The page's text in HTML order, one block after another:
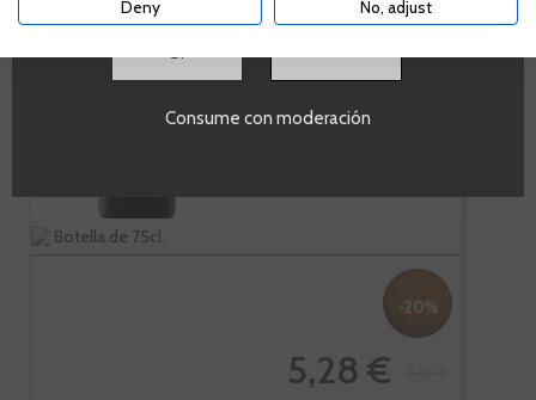
Garnacha tinta
Botella de 75cl.
-20%
5,28 €
Consume con moderación
Deny No, adjust